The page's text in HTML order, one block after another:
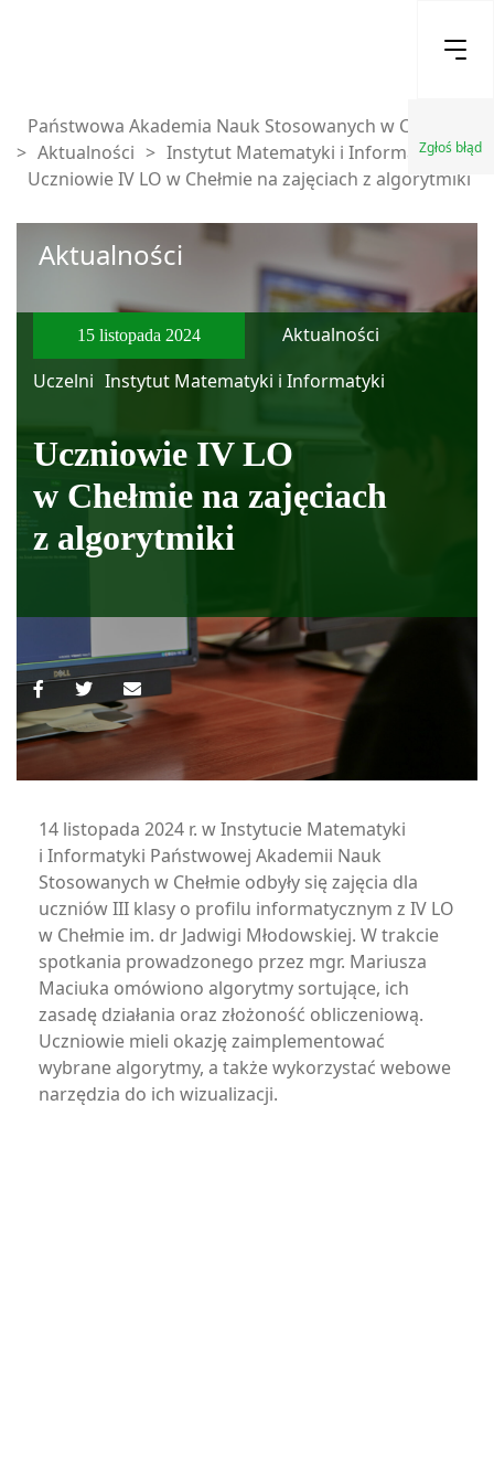
Zgłoś błąd
Państwowa Akademia Nauk Stosowanych w Chełmie
> Aktualności > Instytut Matematyki i Informatyki >
Uczniowie IV LO w Chełmie na zajęciach z algorytmiki
Aktualności
15 listopada 2024
Aktualności
Uczelni Instytut Matematyki i Informatyki
Uczniowie IV LO
w Chełmie na zajęciach
z algorytmiki
14 listopada 2024 r. w Instytucie Matematyki
i Informatyki Państwowej Akademii Nauk
Stosowanych w Chełmie odbyły się zajęcia dla
uczniów III klasy o profilu informatycznym z IV LO
w Chełmie im. dr Jadwigi Młodowskiej. W trakcie
spotkania prowadzonego przez mgr. Mariusza
Maciuka omówiono algorytmy sortujące, ich
zasadę działania oraz złożoność obliczeniową.
Uczniowie mieli okazję zaimplementować
wybrane algorytmy, a także wykorzystać webowe
narzędzia do ich wizualizacji.